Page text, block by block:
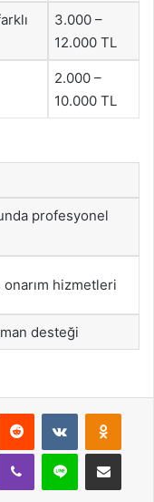
3.000 –
12.000 TL
2.000 –
10.000 TL
profesyonel
hizmetleri
desteği
Reddit VKontakte
Viber Line E-Posta ile